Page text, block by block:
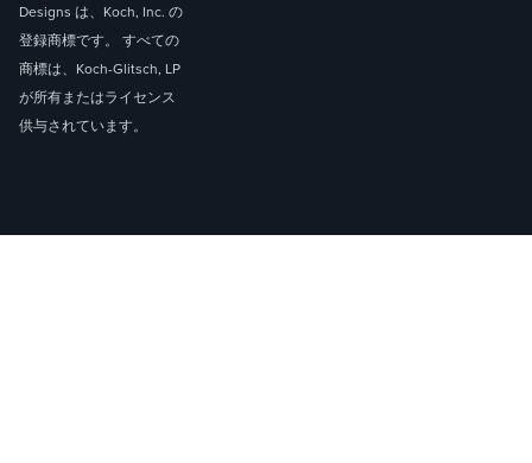
Designs は、Koch, Inc. の
登録商標です。 すべての
商標は、Koch-Glitsch, LP
が所有またはライセンス
供与されています。